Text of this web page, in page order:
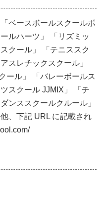
ベースボールスクールポ
ルハーツ」 「リズミッ
クール」 「テニススク
スレチックスクール」
ール」 「バレーボールス
スクール JJMIX」 「チ
ンススクールクルール」
、下記 URL に記載され